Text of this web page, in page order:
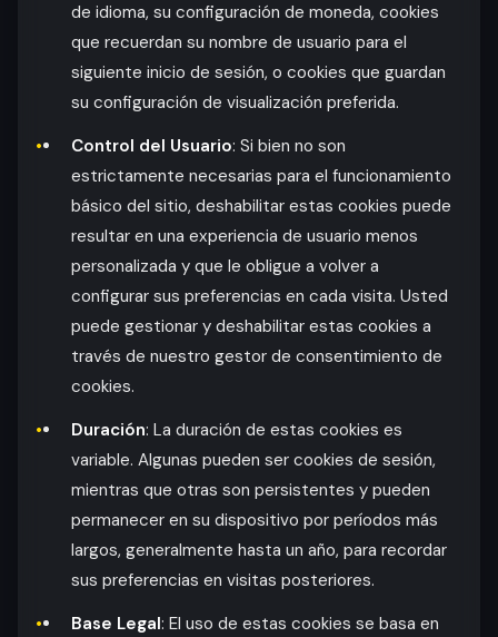
de idioma, su configuración de moneda, cookies
que recuerdan su nombre de usuario para el
siguiente inicio de sesión, o cookies que guardan
su configuración de visualización preferida.
Control del Usuario: Si bien no son
estrictamente necesarias para el funcionamiento
básico del sitio, deshabilitar estas cookies puede
resultar en una experiencia de usuario menos
personalizada y que le obligue a volver a
configurar sus preferencias en cada visita. Usted
puede gestionar y deshabilitar estas cookies a
través de nuestro gestor de consentimiento de
cookies.
Duración: La duración de estas cookies es
variable. Algunas pueden ser cookies de sesión,
mientras que otras son persistentes y pueden
permanecer en su dispositivo por períodos más
largos, generalmente hasta un año, para recordar
sus preferencias en visitas posteriores.
Base Legal: El uso de estas cookies se basa en